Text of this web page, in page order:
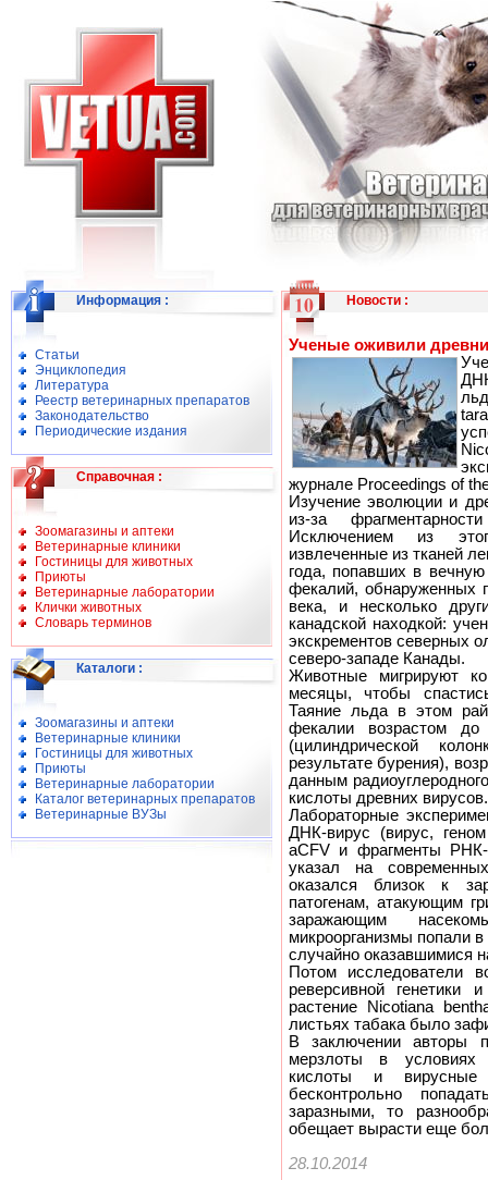
Информация :
Статьи
Энциклопедия
Литература
Реестр ветеринарных препаратов
Законодательство
Периодические издания
Справочная :
Зоомагазины и аптеки
Ветеринарные клиники
Гостиницы для животных
Приюты
Ветеринарные лаборатории
Клички животных
Словарь терминов
Каталоги :
Зоомагазины и аптеки
Ветеринарные клиники
Гостиницы для животных
Приюты
Ветеринарные лаборатории
Каталог ветеринарных препаратов
Ветеринарные ВУЗы
Новости:
Ученые оживили
журнале Proceedings of
Изучение эволюции и
из-за
Исключением из
извлеченные из тканей
года, попавших в
фекалий, обнаруженных
века, и несколько
канадской находкой:
экскрементов северных
северо-западе Канады.
Животные мигрируют
месяцы, чтобы
Таяние льда в этом
фекалии возрастом
(цилиндрической
результате бурения),
данным
кислоты древних вирусов.
Лабораторные
ДНК-вирус (вирус,
aCFV и фрагменты РНК-
указал на
оказался близок к
патогенам, атакующим
заражающим
микроорганизмы попали
случайно оказавшимися
Потом исследователи
реверсивной
растение Nicotiana
листьях табака было
В заключении авторы
мерзлоты в условиях
кислоты и вирусные
бесконтрольно
заразными, то
обещает вырасти еще
28.10.2014